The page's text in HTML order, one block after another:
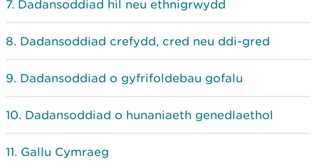
Dadansoddiad hil neu ethnigrwydd
Dadansoddiad crefydd, cred neu ddi-gred
Dadansoddiad o gyfrifoldebau gofalu
Dadansoddiad o hunaniaeth genedlaethol
Gallu Cymraeg